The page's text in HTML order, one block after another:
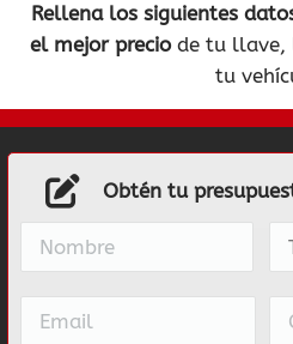
Rellena los siguientes
el mejor preciode tu llave,
tu
Obtén tu